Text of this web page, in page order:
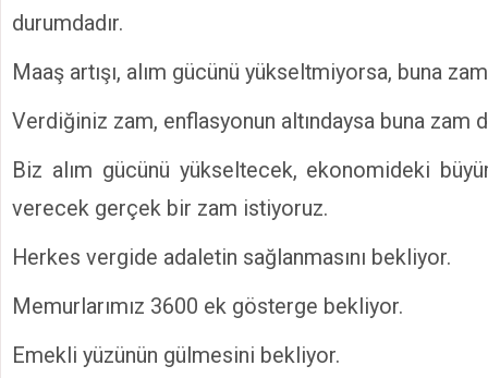
durumdadır.
Maaş artışı, alım gücünü yükseltmiyorsa, buna
Verdiğiniz zam, enflasyonun altındaysa buna zam
Biz alım gücünü yükseltecek, ekonomideki
verecek gerçek bir zam istiyoruz.
Herkes vergide adaletin sağlanmasını bekliyor.
Memurlarımız 3600 ek gösterge bekliyor.
Emekli yüzünün gülmesini bekliyor.